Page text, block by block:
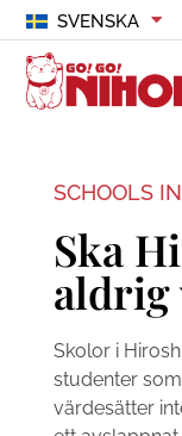
SVENSKA
SCHOOLS
Ska
aldrig
Skolor i
studenter
värdesätter